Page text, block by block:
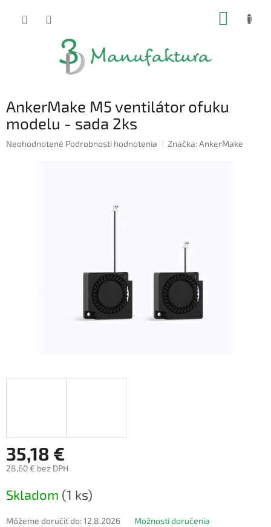
AnkerMake M5 ventilátor ofuku
modelu - sada 2ks
Priemerné
Neohodnotené Podrobnosti hodnotenia Značka:AnkerMake
35,18 €
28,60 € bez DPH
cena:
Skladom (1 ks)
Môžeme doručiť do:12.8.2026 Možnosti doručenia